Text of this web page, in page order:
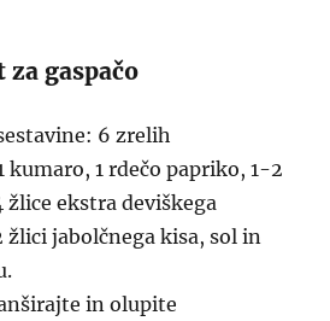
gaspačo
6 zrelih
kumaro, 1 rdečo papriko, 1-2
žlice ekstra deviškega
žlici jabolčnega kisa, sol in
in olupite